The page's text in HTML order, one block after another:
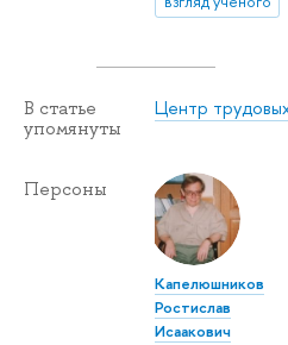
В статье
упомянуты
Центр
Персоны
Капелюшников
Ростислав
Исаакович